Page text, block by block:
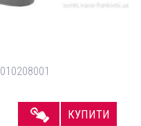
КУПИТИ